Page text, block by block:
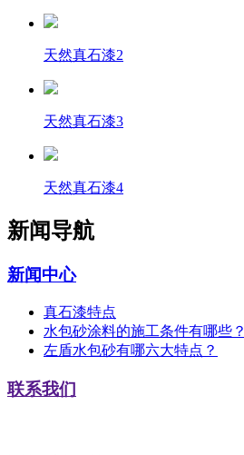
天然真石漆2
天然真石漆3
天然真石漆4
新闻导航
新闻中心
真石漆特点
水包砂涂料的施工条件有哪些？
左盾水包砂有哪六大特点？
联系我们